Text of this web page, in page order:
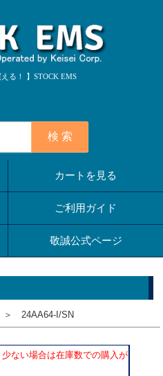
る！ 】STOCK EMS
検 索
カートを見る
ご利用ガイド
敬誠公式ページ
24AA64-I/SN
ない場合は在庫数での購入が